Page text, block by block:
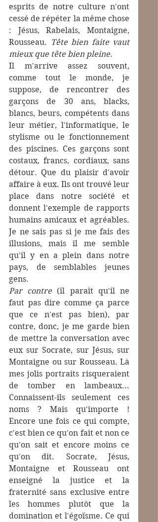
esprits de notre culture n'ont
cessé de répéter la même chose
: Jésus, Rabelais, Montaigne,
Rousseau. Tête bien faite vaut
mieux que tête bien pleine.
Il m'arrive assez souvent,
comme tout le monde, je
suppose, de rencontrer des
garçons de 30 ans, blacks,
blancs, beurs, compétents dans
leur métier, l'informatique, le
stylisme ou le fonctionnement
des piscines. Ces garçons sont
costaux, francs, cordiaux, sans
détour. Que du plaisir d'avoir
affaire à eux. Ils ont trouvé leur
place dans notre société et
donnent l'exemple de rapports
humains amicaux et agréables.
Je ne sais pas si je me fais des
illusions, mais il me semble
qu'il y en a plein dans notre
pays, de semblables jeunes
gens.
Par contre (il paraît qu'il ne
faut pas dire comme ça parce
que ce n'est pas bien), par
contre, donc, je me garde bien
de mettre la conversation avec
eux sur Socrate, sur Jésus, sur
Montaigne ou sur Rousseau. Là
mes jolis portraits risqueraient
de tomber en lambeaux...
Connaissent-ils seulement ces
noms ? Mais qu'importe !
Encore une fois ce qui compte,
c'est bien ce qu'on fait et non ce
qu'on sait et encore moins ce
qu'on dit. Socrate, Jésus,
Montaigne et Rousseau ont
enseigné la justice et la
fraternité sans exclusive entre
les hommes plutôt que la
domination et l'égoïsme. Ce qui